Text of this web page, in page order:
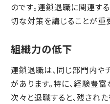
のです。連鎖退職に関連す
切な対策を講じることが重
組織力の低下
連鎖退職は、同じ部門内や
があります。特に、経験豊
次々と退職すると、残され